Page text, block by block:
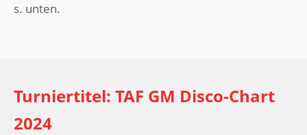
s. unten.
Turniertitel: TAF GM Disco-Chart
2024